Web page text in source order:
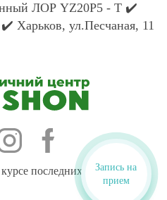
ЛОР YZ20Р5 - Т ✔️
Харьков, ул.Песчаная, 11
последних новостей и
Запись на
прием